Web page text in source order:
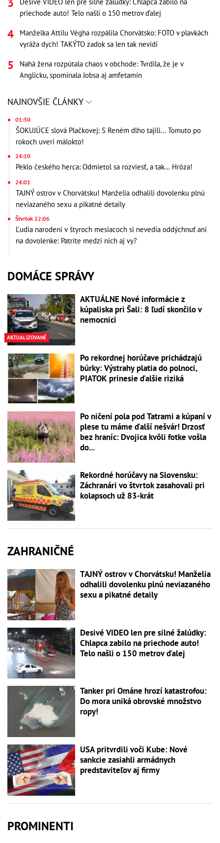
priechode auto! Telo našli o 150 metrov ďalej
Manželka Attilu Végha rozpálila Chorvátsko: FOTO v plavkách
vyráža dych! TAKÝTO zadok sa len tak nevidí
Nahá žena rozpútala chaos v obchode: Tvrdila, že je v
Anglicku, spomínala Jobsa aj amfetamín
NAJNOVŠIE ČLÁNKY
01:30
ŠOKUJÚCE slová Plačkovej: S Reném dlho tajili... Tomuto po
rokoch uverí málokto!
24:10
Peklo českého herca: Odmietol sa rozviesť, a tak... Hrôza!
24:01
TAJNÝ ostrov v Chorvátsku! Manželia odhalili dovolenku plnú
neviazaného sexu a pikatné detaily
Štvrtok 22:06
Ľudia narodení v štyroch mesiacoch si nevedia oddýchnuť ani
na dovolenke: Patríte medzi nich aj vy?
DOMÁCE SPRÁVY
AKTUALIZOVANÉ
AKTUÁLNE Nové informácie z
kúpaliska pri Šali: 8 ľudí skončilo v
nemocnici
Po rekordnej horúčave prichádzajú
búrky: Výstrahy platia do polnoci,
PIATOK prinesie ďalšie riziká
Po ničení pola pod Tatrami a kúpaní v
plese tu máme ďalší nešvár! Drzosť
bez hraníc: Dvojica kvôli fotke vošla
do...
Rekordné horúčavy na Slovensku:
Záchranári vo štvrtok zasahovali pri
kolapsoch už 83-krát
ZAHRANIČNÉ
TAJNÝ ostrov v Chorvátsku! Manželia
odhalili dovolenku plnú neviazaného
sexu a pikatné detaily
Desivé VIDEO len pre silné žalúdky:
Chlapca zabilo na priechode auto!
Telo našli o 150 metrov ďalej
Tanker pri Ománe hrozí katastrofou:
Do mora uniká obrovské množstvo
ropy!
USA pritvrdili voči Kube: Nové
sankcie zasiahli armádnych
predstaviteľov aj firmy
PROMINENTI